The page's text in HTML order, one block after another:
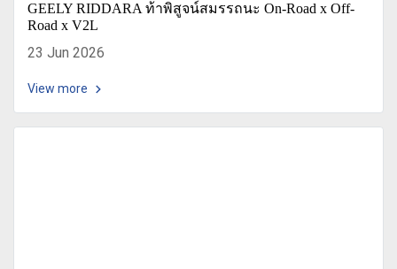
GEELY RIDDARA ท้าพิสูจน์สมรรถนะ On-Road x Off-
Road x V2L
23 Jun 2026
View more